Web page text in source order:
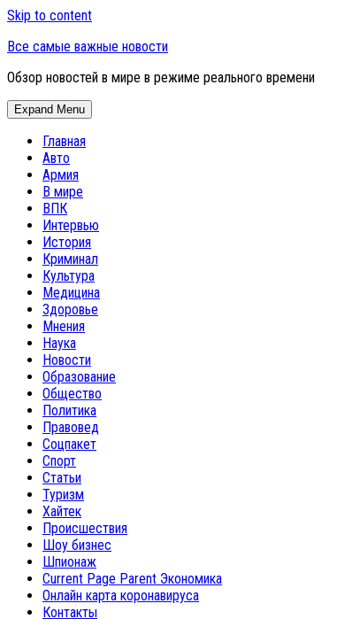
Skip to content
Все самые важные новости
Обзор новостей в мире в режиме реального времени
Expand Menu
Главная
Авто
Армия
В мире
ВПК
Интервью
История
Криминал
Культура
Медицина
Здоровье
Мнения
Наука
Новости
Образование
Общество
Политика
Правовед
Соцпакет
Спорт
Статьи
Туризм
Хайтек
Происшествия
Шоу бизнес
Шпионаж
Current Page Parent Экономика
Онлайн карта коронавируса
Контакты